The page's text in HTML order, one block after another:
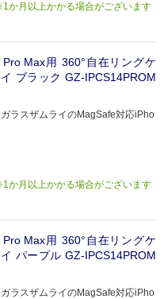
か月以上かかる場合がございます
Max用 360°自在リングケ
ブラック GZ-IPCS14PROM
ラスザムライのMagSafe対応iPho
か月以上かかる場合がございます
Max用 360°自在リングケ
パープル GZ-IPCS14PROM
ラスザムライのMagSafe対応iPho